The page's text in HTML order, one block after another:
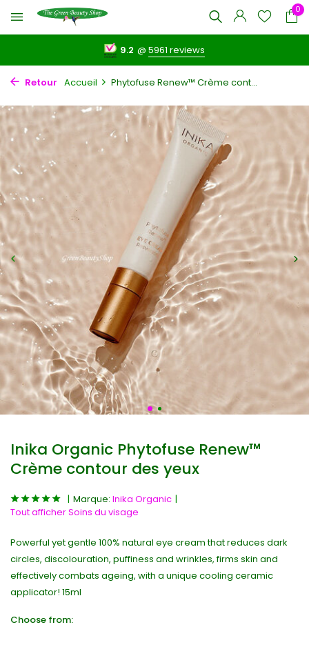
0
9.2 @5961 reviews
Retour Accueil Phytofuse Renew™ Crème cont...
Inika Organic Phytofuse Renew™
Crème contour des yeux
Marque: Inika Organic
Tout afficher Soins du visage
Powerful yet gentle 100% natural eye cream that reduces dark
circles, discolouration, puffiness and wrinkles, firms skin and
effectively combats ageing, with a unique cooling ceramic
applicator! 15ml
Choose from: